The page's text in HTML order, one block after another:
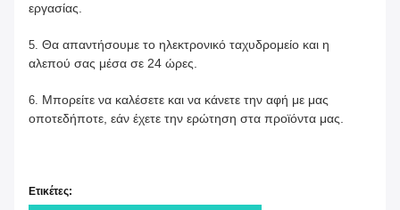
εργασίας.
5. Θα απαντήσουμε το ηλεκτρονικό ταχυδρομείο και η
αλεπού σας μέσα σε 24 ώρες.
6. Μπορείτε να καλέσετε και να κάνετε την αφή με μας
οποτεδήποτε, εάν έχετε την ερώτηση στα προϊόντα μας.
Ετικέτες: